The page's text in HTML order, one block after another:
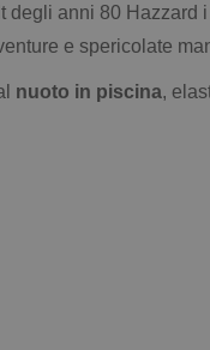
degli anni 80
e spericolate
nuoto in piscina,